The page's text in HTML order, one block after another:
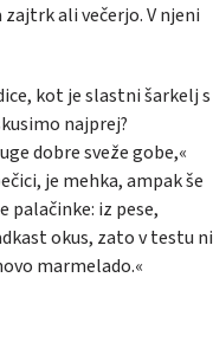
ali večerjo. V njeni
kot je slastni šarkelj s
najprej?
dobre sveže gobe,«
je mehka, ampak še
palačinke: iz pese,
okus, zato v testu ni
marmelado.«